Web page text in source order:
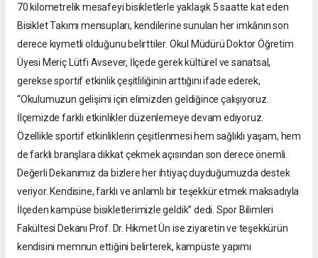
70 kilometrelik mesafeyi bisikletlerle yaklaşık 5 saatte kat eden
Bisiklet Takımı mensupları, kendilerine sunulan her imkânın son
derece kıymetli olduğunu belirttiler. Okul Müdürü Doktor Öğretim
Üyesi Meriç Lütfi Avsever, İlçede gerek kültürel ve sanatsal,
gerekse sportif etkinlik çeşitliliğinin arttığını ifade ederek,
“Okulumuzun gelişimi için elimizden geldiğince çalışıyoruz.
İlçemizde farklı etkinlikler düzenlemeye devam ediyoruz.
Özellikle sportif etkinliklerin çeşitlenmesi hem sağlıklı yaşam, hem
de farklı branşlara dikkat çekmek açısından son derece önemli.
Değerli Dekanımız da bizlere her ihtiyaç duyduğumuzda destek
veriyor. Kendisine, farklı ve anlamlı bir teşekkür etmek maksadıyla
İlçeden kampüse bisikletlerimizle geldik” dedi. Spor Bilimleri
Fakültesi Dekanı Prof. Dr. Hikmet Ün ise ziyaretin ve teşekkürün
kendisini memnun ettiğini belirterek, kampüste yapımı